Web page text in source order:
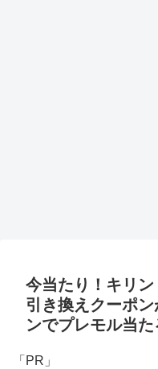
今当たり！キリ
引き換えクーポ
ンでプレモル当た
「PR」